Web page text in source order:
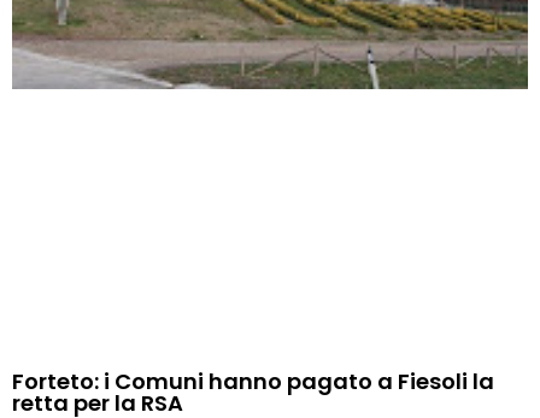
Forteto: i Comuni hanno pagato a Fiesoli la
retta per la RSA